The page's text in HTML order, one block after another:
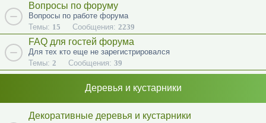
Вопросы по форуму
Вопросы по работе форума
Темы: 15 Сообщения: 2239
FAQ для гостей форума
Для тех кто еще не зарегистрировался
Темы: 2 Сообщения: 39
Деревья и кустарники
Декоративные деревья и кустарники